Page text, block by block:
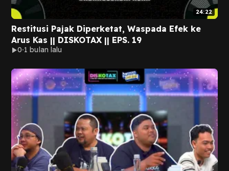
24:22
Restitusi Pajak Diperketat, Waspada Efek ke
Arus Kas || DISKOTAX || EPS. 19
0 1 bulan lalu